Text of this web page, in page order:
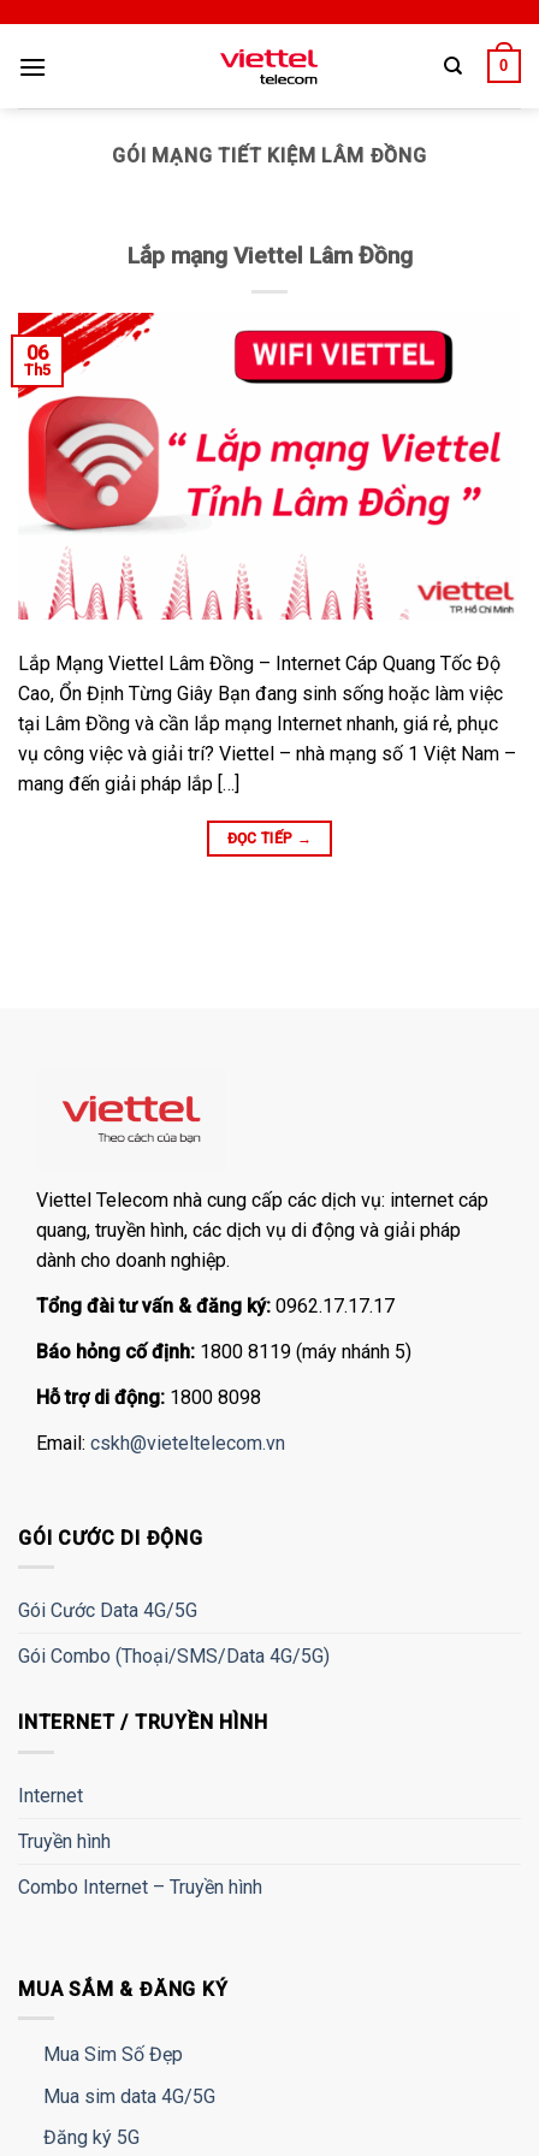
0
GÓI MẠNG TIẾT KIỆM LÂM ĐỒNG
Lắp mạng Viettel Lâm Đồng
06
Th5
Lắp Mạng Viettel Lâm Đồng – Internet Cáp Quang Tốc Độ
Cao, Ổn Định Từng Giây Bạn đang sinh sống hoặc làm việc
tại Lâm Đồng và cần lắp mạng Internet nhanh, giá rẻ, phục
vụ công việc và giải trí? Viettel – nhà mạng số 1 Việt Nam –
mang đến giải pháp lắp […]
ĐỌC TIẾP →
Viettel Telecom nhà cung cấp các dịch vụ: internet cáp
quang, truyền hình, các dịch vụ di động và giải pháp
dành cho doanh nghiệp.
Tổng đài tư vấn & đăng ký: 0962.17.17.17
Báo hỏng cố định: 1800 8119 (máy nhánh 5)
Hỗ trợ di động: 1800 8098
Email: cskh@vieteltelecom.vn
GÓI CƯỚC DI ĐỘNG
Gói Cước Data 4G/5G
Gói Combo (Thoại/SMS/Data 4G/5G)
INTERNET / TRUYỀN HÌNH
Internet
Truyền hình
Combo Internet – Truyền hình
MUA SẮM & ĐĂNG KÝ
Mua Sim Số Đẹp
Mua sim data 4G/5G
Đăng ký 5G